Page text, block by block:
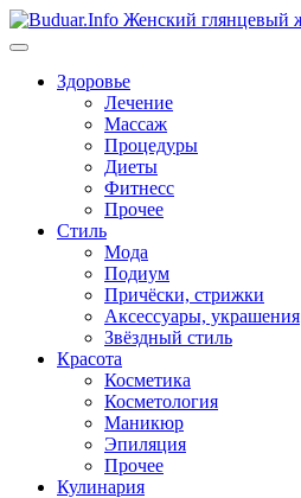
Перейти
к
Здоровье
Лечение
Массаж
Процедуры
Диеты
Фитнесс
Прочее
Стиль
Мода
Подиум
Причёски, стрижки
Аксессуары, украшения
Звёздный стиль
Красота
Косметика
Косметология
Маникюр
Эпиляция
Прочее
Кулинария